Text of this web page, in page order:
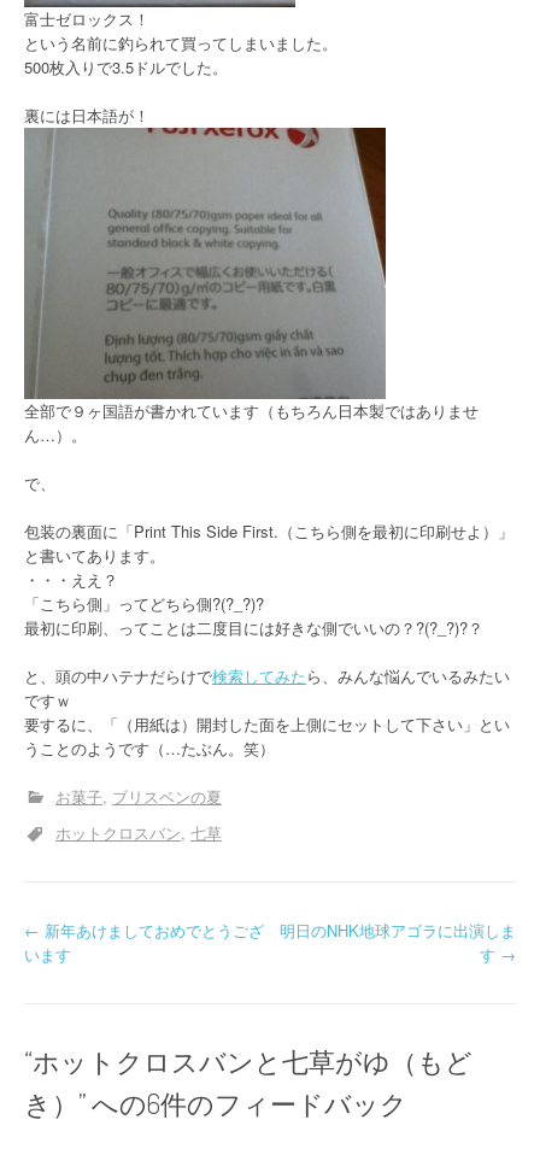
富士ゼロックス！
という名前に釣られて買ってしまいました。
500枚入りで3.5ドルでした。
裏には日本語が！
全部で９ヶ国語が書かれています（もちろん日本製ではありませ
ん…）。
で、
包装の裏面に「Print This Side First.（こちら側を最初に印刷せよ）」
と書いてあります。
・・・ええ？
「こちら側」ってどちら側?(?_?)?
最初に印刷、ってことは二度目には好きな側でいいの？?(?_?)?？
と、頭の中ハテナだらけで検索してみたら、みんな悩んでいるみたい
ですｗ
要するに、「（用紙は）開封した面を上側にセットして下さい」とい
うことのようです（…たぶん。笑）
お菓子 ブリスベンの夏
ホットクロスバン 七草
投
ビ
ゲ
← 新年あけましておめでとうござ
います
明日のNHK地球アゴラに出演しま
す →
“ホットクロスバンと七草がゆ（もど
き） ” への6件のフィードバック